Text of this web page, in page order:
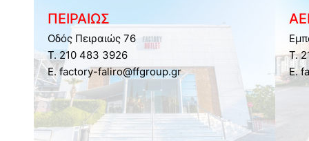
ΠΕΙΡΑΙΩΣ
Οδός Πειραιώς 76
Τ. 210 483 3926
E. factory-faliro@ffgroup.gr
Τ.
E.